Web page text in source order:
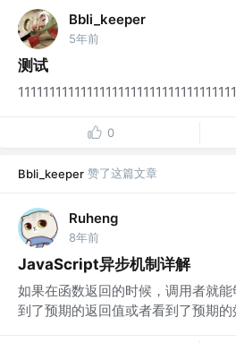
Bbli_keeper
5年前
测试
0
Bbli_keeper 赞了这篇文章
Ruheng
8年前
JavaScript异步机制详解
如果在函数返回的时候，调用者就
到了预期的返回值或者看到了预期的